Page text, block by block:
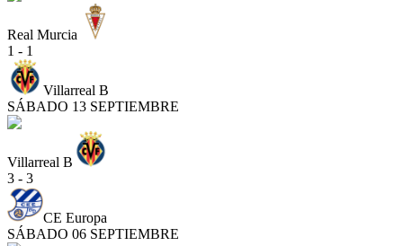
Real Murcia
1 - 1
Villarreal B
SÁBADO 13 SEPTIEMBRE
Villarreal B
3 - 3
CE Europa
SÁBADO 06 SEPTIEMBRE